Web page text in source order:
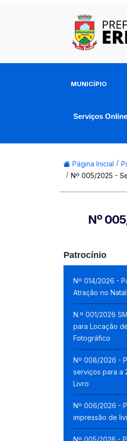
MUNICÍPIO
Serviços Online
Página Inicial
Nº 005/2025 -
Nº
Patrocínio
Nº 014/2026 -
Atração no
N.º 001/2026
para Locação
Fotográfico
Nº 008/2026 -
serviços para a
Livro
Nº 006/2026 -
impressão de